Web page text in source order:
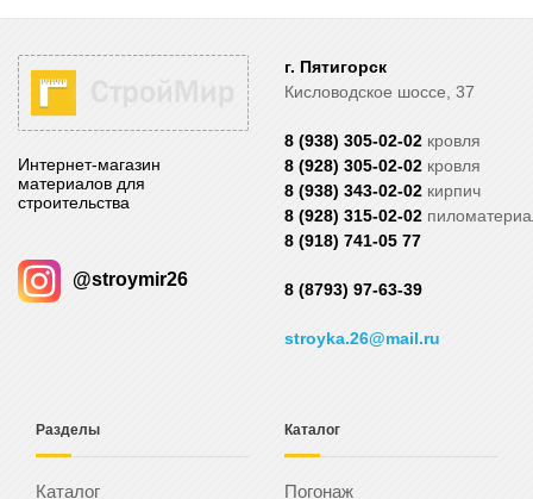
Интернет-магазин
материалов для
строительства
@stroymir26
г. Пятигорск
Кисловодское шоссе, 37
8 (938) 305-02-02 кровля
8 (928) 305-02-02 кровля
8 (938) 343-02-02 кирпич
8 (928) 315-02-02
8 (918) 741-05 77
8 (8793) 97-63-39
stroyka.26@mail.ru
Разделы
Каталог
Каталог
Погонаж